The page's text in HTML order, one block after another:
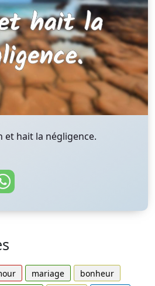
et hait la négligence.
mariage
bonheur